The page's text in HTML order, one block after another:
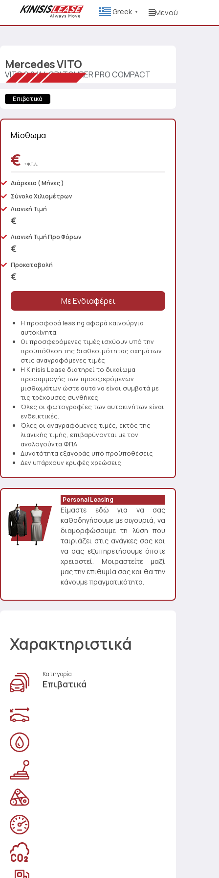
Greek ▼ Μενού
MercedesVITO
VITO 2.0 114 CDI TOURER PRO COMPACT
Επιβατικά
Μίσθωμα
€ + Φ.Π.Α.
Διάρκεια ( Μήνες )
Σύνολο Χιλιομέτρων
Λιανική Τιμή
€
Λιανική Τιμή Προ Φόρων
€
Προκαταβολή
€
Η προσφορά leasing αφορά καινούργια
αυτοκίνητα.
Οι προσφερόμενες τιμές ισχύουν υπό την
προϋπόθεση της διαθεσιμότητας οχημάτων
στις αναγραφόμενες τιμές
Η Kinisis Lease διατηρεί το δικαίωμα
προσαρμογής των προσφερόμενων
μισθωμάτων ώστε αυτά να είναι συμβατά με
τις τρέχουσες συνθήκες.
Όλες οι φωτογραφίες των αυτοκινήτων είναι
ενδεικτικές.
Όλες οι αναγραφόμενες τιμές, εκτός της
λιανικής τιμής, επιβαρύνονται με τον
αναλογούντα ΦΠΑ.
Δυνατότητα εξαγοράς υπό προϋποθέσεις
Δεν υπάρχουν κρυφές χρεώσεις.
Personal Leasing
Είμαστε εδώ για να σας
καθοδηγήσουμε με σιγουριά, να
διαμορφώσουμε τη λύση που
ταιριάζει στις ανάγκες σας και
να σας εξυπηρετήσουμε όποτε
χρειαστεί. Μοιραστείτε μαζί
μας την επιθυμία σας και θα την
κάνουμε πραγματικότητα.
Χαρακτηριστικά
Κατηγορία
Επιβατικά